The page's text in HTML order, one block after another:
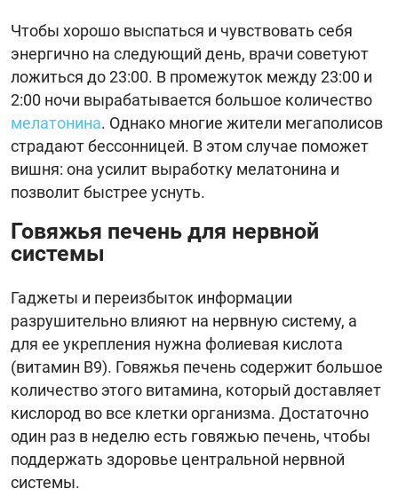
Чтобы хорошо выспаться и чувствовать себя
энергично на следующий день, врачи советуют
ложиться до 23:00. В промежуток между 23:00 и
2:00 ночи вырабатывается большое количество
мелатонина. Однако многие жители мегаполисов
страдают бессонницей. В этом случае поможет
вишня: она усилит выработку мелатонина и
позволит быстрее уснуть.
Говяжья печень для нервной
системы
Гаджеты и переизбыток информации
разрушительно влияют на нервную систему, а
для ее укрепления нужна фолиевая кислота
(витамин B9). Говяжья печень содержит большое
количество этого витамина, который доставляет
кислород во все клетки организма. Достаточно
один раз в неделю есть говяжью печень, чтобы
поддержать здоровье центральной нервной
системы.